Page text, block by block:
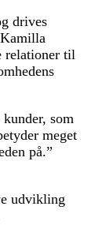
drives
relationer til
som
meget
på.”
udvikling